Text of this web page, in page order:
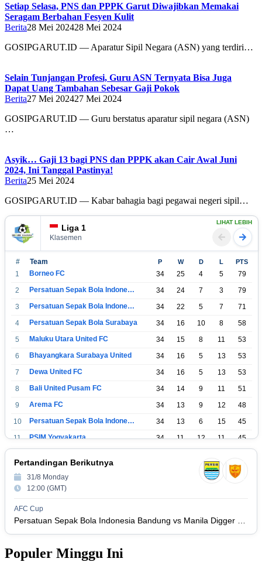
Setiap Selasa, PNS dan PPPK Garut Diwajibkan Memakai
Seragam Berbahan Fesyen Kulit
Berita28 Mei 202428 Mei 2024
GOSIPGARUT.ID — Aparatur Sipil Negara (ASN) yang terdiri…
Selain Tunjangan Profesi, Guru ASN Ternyata Bisa Juga
Dapat Uang Tambahan Sebesar Gaji Pokok
Berita27 Mei 202427 Mei 2024
GOSIPGARUT.ID — Guru berstatus aparatur sipil negara (ASN)
…
Asyik… Gaji 13 bagi PNS dan PPPK akan Cair Awal Juni
2024, Ini Tanggal Pastinya!
Berita25 Mei 2024
GOSIPGARUT.ID — Kabar bahagia bagi pegawai negeri sipil…
Liga 1
Klasemen
LIHAT LEBIH
# Team P W D L PTS
1 Borneo FC 34 25 4 5
79
2
Persatuan Sepak Bola Indonesia Bandung 34 24 7 3
79
3
Persatuan Sepak Bola Indonesia Jakarta 34 22 5 7
71
4
Persatuan Sepak Bola Surabaya 34 16 10 8
58
5
Maluku Utara United FC 34 15 8 11
53
6
Bhayangkara Surabaya United 34 16 5 13
53
7
Dewa United FC 34 16 5 13
53
8
Bali United Pusam FC 34 14 9 11
51
9
Arema FC 34 13 9 12
48
10
Persatuan Sepak Bola Indonesia Tangerang 34 13 6 15
45
11
PSIM Yogyakarta 34 11 12 11
45
16
36
14
Madura United FC
16
Persis Solo 34 8 10 16
17
Semen Padang FC 34 5 5 24
20
18
Pertandingan Berikutnya
31/8 Monday
12:00 (GMT)
AFC Cup
Populer Minggu Ini